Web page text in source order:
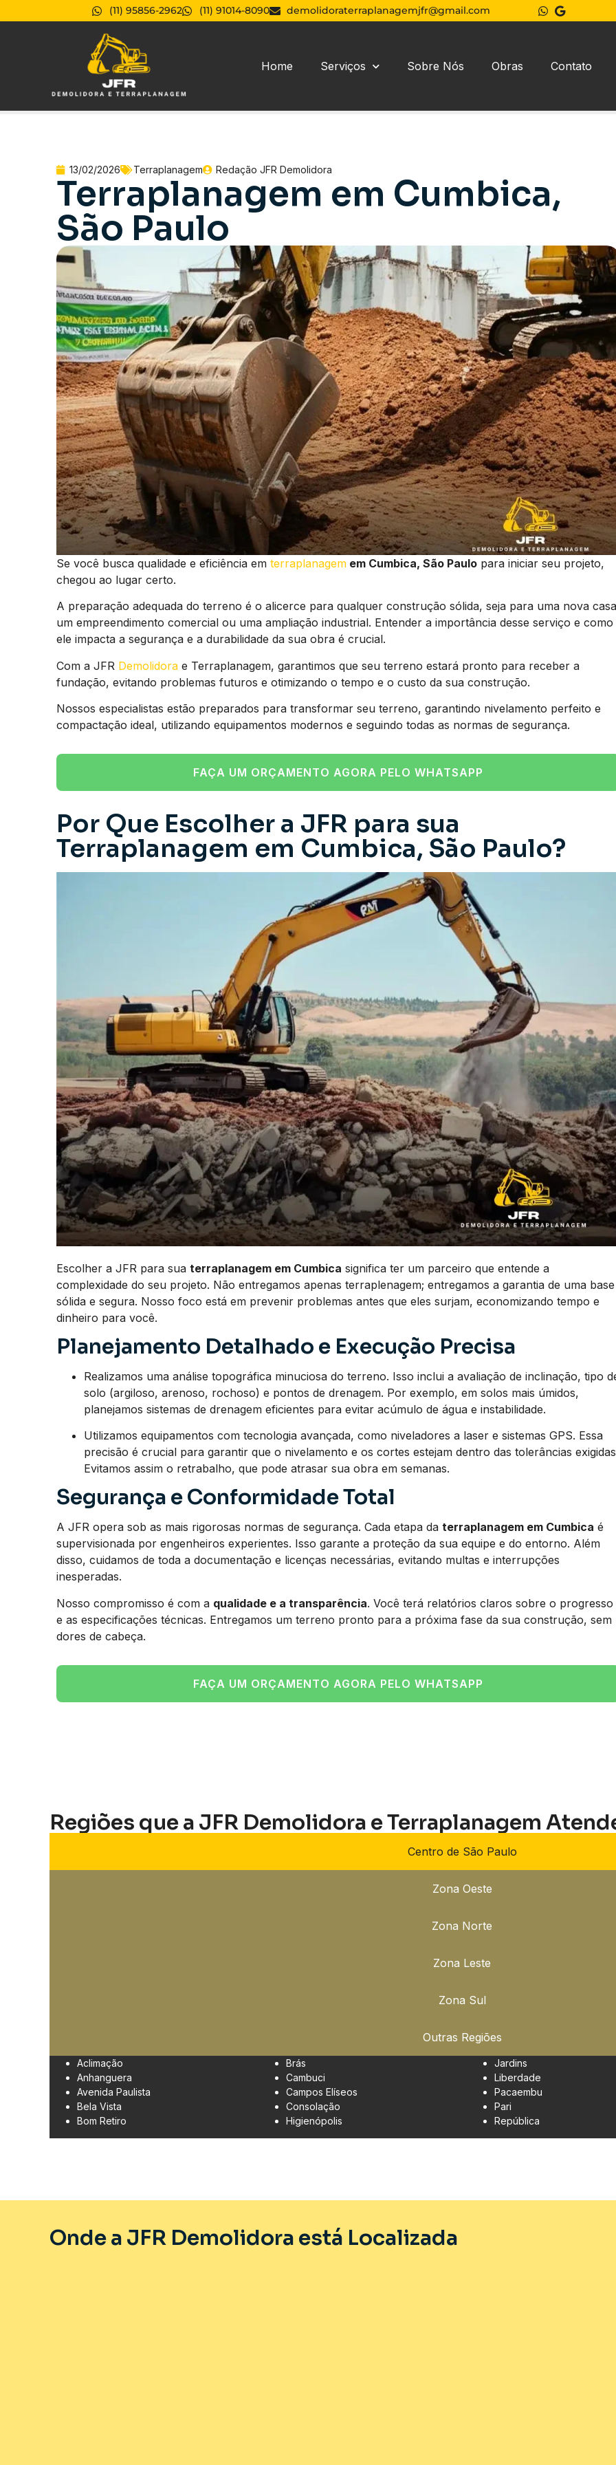
(11) 95856-2962 (11) 91014-8090 demolidoraterraplanagemjfr@gmail.com
Home Serviços Sobre Nós Obras Contato
13/02/2026 Terraplanagem Redação JFR Demolidora
Terraplanagem em Cumbica,
São Paulo
Se você busca qualidade e eficiência em terraplanagem em Cumbica, São Paulo para iniciar seu projeto,
chegou ao lugar certo.
A preparação adequada do terreno é o alicerce para qualquer construção sólida, seja para uma nova
um empreendimento comercial ou uma ampliação industrial. Entender a importância desse serviço e como
ele impacta a segurança e a durabilidade da sua obra é crucial.
Com a JFR Demolidora e Terraplanagem, garantimos que seu terreno estará pronto para receber a
fundação, evitando problemas futuros e otimizando o tempo e o custo da sua construção.
Nossos especialistas estão preparados para transformar seu terreno, garantindo nivelamento perfeito e
compactação ideal, utilizando equipamentos modernos e seguindo todas as normas de segurança.
FAÇA UM ORÇAMENTO AGORA PELO WHATSAPP
Por Que Escolher a JFR para sua
Terraplanagem em Cumbica, São Paulo?
Escolher a JFR para sua terraplanagem em Cumbica significa ter um parceiro que entende a
complexidade do seu projeto. Não entregamos apenas terraplenagem; entregamos a garantia de uma base
sólida e segura. Nosso foco está em prevenir problemas antes que eles surjam, economizando tempo e
dinheiro para você.
Planejamento Detalhado e Execução Precisa
Realizamos uma análise topográfica minuciosa do terreno. Isso inclui a avaliação de inclinação, tipo
solo (argiloso, arenoso, rochoso) e pontos de drenagem. Por exemplo, em solos mais úmidos,
planejamos sistemas de drenagem eficientes para evitar acúmulo de água e instabilidade.
Utilizamos equipamentos com tecnologia avançada, como niveladores a laser e sistemas GPS. Essa
precisão é crucial para garantir que o nivelamento e os cortes estejam dentro das tolerâncias
Evitamos assim o retrabalho, que pode atrasar sua obra em semanas.
Segurança e Conformidade Total
A JFR opera sob as mais rigorosas normas de segurança. Cada etapa da terraplanagem em Cumbica é
supervisionada por engenheiros experientes. Isso garante a proteção da sua equipe e do entorno. Além
disso, cuidamos de toda a documentação e licenças necessárias, evitando multas e interrupções
inesperadas.
Nosso compromisso é com a qualidade e a transparência. Você terá relatórios claros sobre o progresso
e as especificações técnicas. Entregamos um terreno pronto para a próxima fase da sua construção, sem
dores de cabeça.
FAÇA UM ORÇAMENTO AGORA PELO WHATSAPP
Regiões que a JFR Demolidora e Terraplanagem
Centro de São Paulo
Zona Oeste
Zona Norte
Zona Leste
Zona Sul
Outras Regiões
Aclimação
Anhanguera
Avenida Paulista
Bela Vista
Bom Retiro
Brás
Cambuci
Campos Elíseos
Consolação
Higienópolis
Jardins
Liberdade
Pacaembu
Pari
República
Onde a JFR Demolidora está Localizada